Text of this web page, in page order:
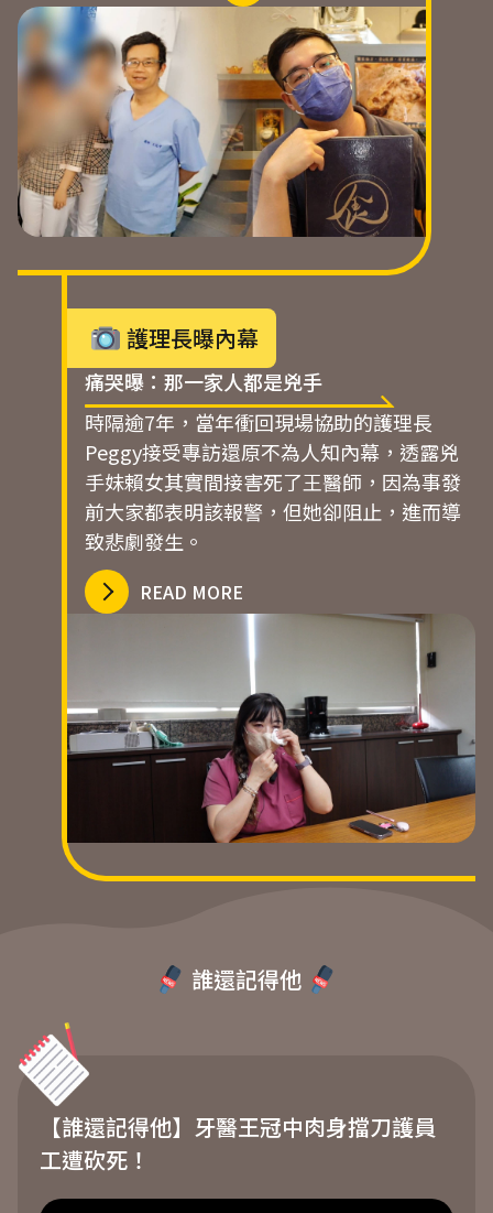
護理長曝內幕
痛哭曝：那一家人都是兇手
時隔逾7年，當年衝回現場協助的護理長
Peggy接受專訪還原不為人知內幕，透露兇
手妹賴女其實間接害死了王醫師，因為事發
前大家都表明該報警，但她卻阻止，進而導
致悲劇發生。
READ MORE
誰還記得他
【誰還記得他】牙醫王冠中肉身擋刀護員
工遭砍死！